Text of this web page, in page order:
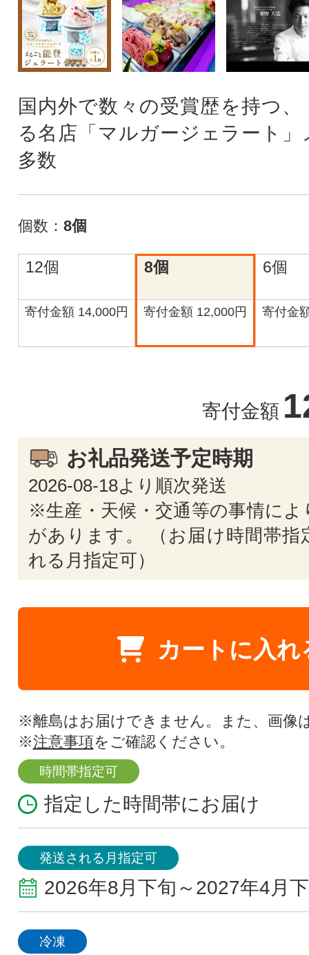
国内外で数々の受賞歴を持つ
る名店「マルガージェラート
多数
個数： 8個
12個
寄付金額 14,000円
8個
寄付金額 12,000円
6個
寄付金
寄付金額
お礼品発送予定時期
2026-08-18より順次発送
※生産・天候・交通等の事情によ
があります。 （お届け時間帯指
れる月指定可）
カートに入れ
※離島はお届けできません。また、画像
※注意事項をご確認ください。
時間帯指定可
指定した時間帯にお届け
発送される月指定可
2026年8月下旬～2027年4月
冷凍